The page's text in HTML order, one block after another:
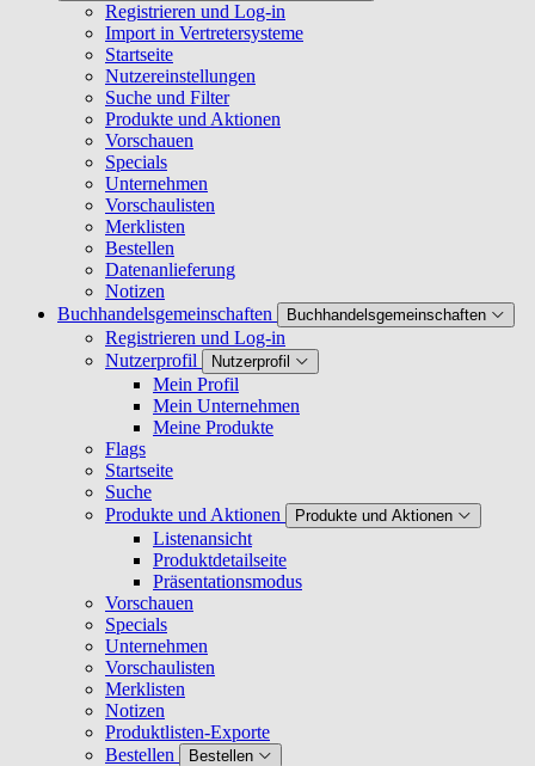
Registrieren und Log-in
Import in Vertretersysteme
Startseite
Nutzereinstellungen
Suche und Filter
Produkte und Aktionen
Vorschauen
Specials
Unternehmen
Vorschaulisten
Merklisten
Bestellen
Datenanlieferung
Notizen
Buchhandelsgemeinschaften
Buchhandelsgemeinschaften
Registrieren und Log-in
Nutzerprofil
Nutzerprofil
Mein Profil
Mein Unternehmen
Meine Produkte
Flags
Startseite
Suche
Produkte und Aktionen
Produkte und Aktionen
Listenansicht
Produktdetailseite
Präsentationsmodus
Vorschauen
Specials
Unternehmen
Vorschaulisten
Merklisten
Notizen
Produktlisten-Exporte
Bestellen
Bestellen